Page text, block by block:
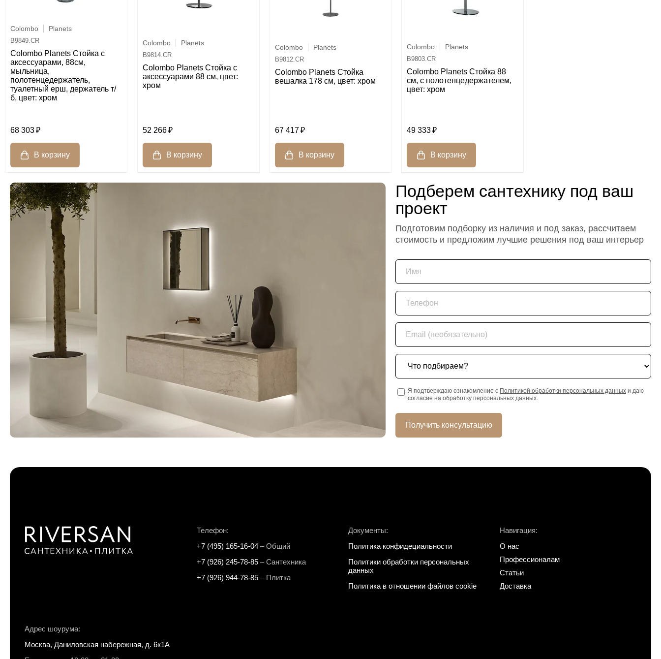
Colombo Planets
B9849.CR
Colombo Planets Стойка с
аксессуарами, 88см,
мыльница,
полотенцедержатель,
туалетный ерш, держатель т/
б, цвет: хром
68 303
Colombo Planets
B9814.CR
Colombo Planets Стойка с
аксессуарами 88 см, цвет:
хром
52 266
Colombo Planets
B9812.CR
Colombo Planets Стойка
вешалка 178 см, цвет: хром
67 417
Colombo Planets
B9803.CR
Colombo Planets Стойка 88
см, с полотенцедержателем,
цвет: хром
49 333
Подберем сантехнику под ваш
проект
Подготовим подборку из наличия и под заказ, рассчитаем
стоимость и предложим лучшие решения под ваш интерьер
Имя
Телефон
Email (необязательно)
Что подбираем?
Я подтверждаю ознакомление с Политикой обработки персональных данных и даю
согласие на обработку персональных данных.
Получить консультацию
Адрес шоурума:
Москва, Даниловская набережная, д. 6к1А
Телефон:
+7 (495) 165-16-04– Общий
+7 (926) 245-78-85– Сантехника
+7 (926) 944-78-85– Плитка
Документы:
Политика конфидециальности
Политики обработки персональных
данных
Политика в отношении файлов cookie
Навигация:
О нас
Профессионалам
Статьи
Доставка